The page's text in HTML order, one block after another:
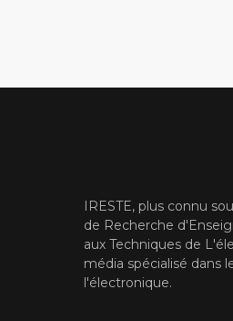
IRESTE, plus connu
de Recherche
aux Techniques de
média spécialisé dans
l'électronique.